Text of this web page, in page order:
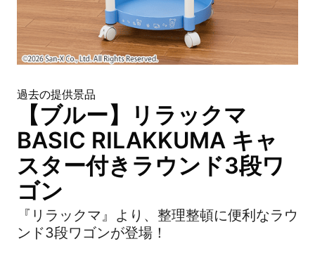
過去の提供景品
【ブルー】リラックマ
BASIC RILAKKUMA キャ
スター付きラウンド3段ワ
ゴン
『リラックマ』より、整理整頓に便利なラウ
ンド3段ワゴンが登場！